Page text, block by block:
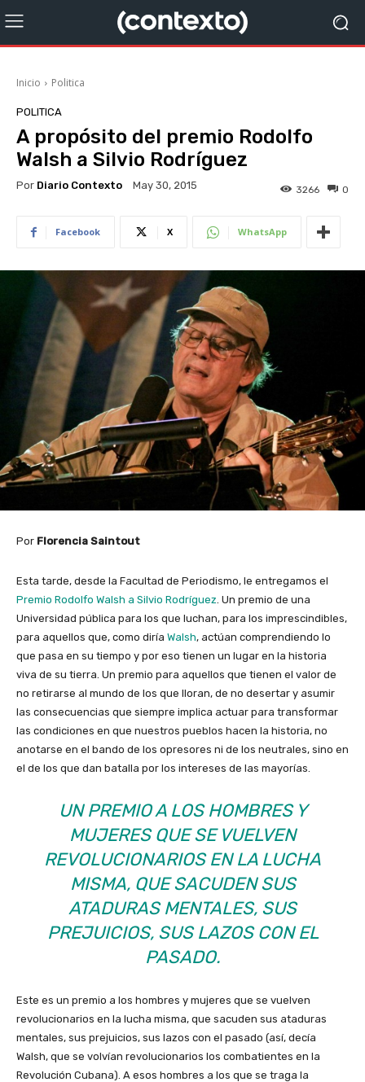
Inicio Politica
POLITICA
A propósito del premio Rodolfo
Walsh a Silvio Rodríguez
Por Diario Contexto May 30, 2015 0
3266
Facebook X WhatsApp
Por Florencia Saintout
Esta tarde, desde la Facultad de Periodismo, le entregamos el
Premio Rodolfo Walsh a Silvio Rodríguez . Un premio de una
Universidad pública para los que luchan, para los imprescindibles,
para aquellos que, como diría Walsh, actúan comprendiendo lo
que pasa en su tiempo y por eso tienen un lugar en la historia
viva de su tierra. Un premio para aquellos que tienen el valor de
no retirarse al mundo de los que lloran, de no desertar y asumir
las consecuencias que siempre implica actuar para transformar
las condiciones en que nuestros pueblos hacen la historia, no
anotarse en el bando de los opresores ni de los neutrales, sino en
el de los que dan batalla por los intereses de las mayorías.
UN PREMIO A LOS HOMBRES Y
MUJERES QUE SE VUELVEN
REVOLUCIONARIOS EN LA LUCHA
MISMA, QUE SACUDEN SUS
ATADURAS MENTALES, SUS
PREJUICIOS, SUS LAZOS CON EL
PASADO.
Este es un premio a los hombres y mujeres que se vuelven
revolucionarios en la lucha misma, que sacuden sus ataduras
mentales, sus prejuicios, sus lazos con el pasado (así, decía
Walsh, que se volvían revolucionarios los combatientes en la
Revolución Cubana). A esos hombres a los que se traga la